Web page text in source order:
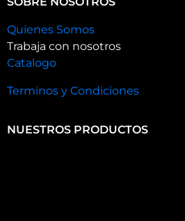
Quienes Somos
Trabaja con nosotros
Catalogo
Terminos y Condiciones
NUESTROS PRODUCTOS